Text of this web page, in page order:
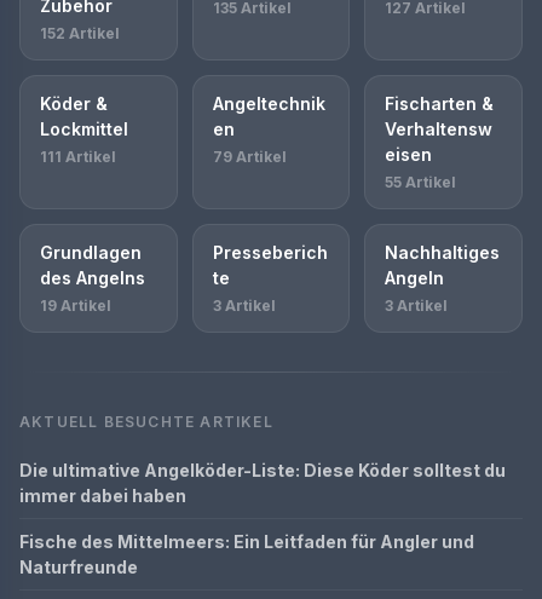
Zubehör
152 Artikel
135 Artikel 127 Artikel
Köder &
Lockmittel
111 Artikel
Angeltechnik
en
79 Artikel
Fischarten &
Verhaltensw
eisen
55 Artikel
Grundlagen
des Angelns
19 Artikel
Presseberich
te
3 Artikel
Nachhaltiges
Angeln
3 Artikel
AKTUELL BESUCHTE ARTIKEL
Die ultimative Angelköder-Liste: Diese Köder solltest du
immer dabei haben
Fische des Mittelmeers: Ein Leitfaden für Angler und
Naturfreunde